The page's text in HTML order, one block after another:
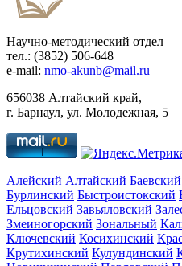
Научно-методический отдел
тел.: (3852) 506-648
e-mail: nmo-akunb@mail.ru
656038 Алтайский край,
г. Барнаул, ул. Молодежная, 5
Алейский Алтайский Баевский
Бурлинский Быстроистокский
Ельцовский Завьяловский
Змеиногорский Зональный
Ключевский Косихинский
Крутихинский Кулундинский